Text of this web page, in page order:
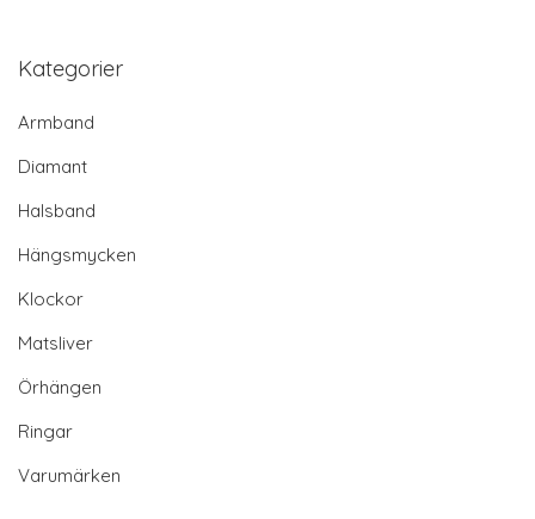
Kategorier
Armband
Diamant
Halsband
Hängsmycken
Klockor
Matsliver
Örhängen
Ringar
Varumärken